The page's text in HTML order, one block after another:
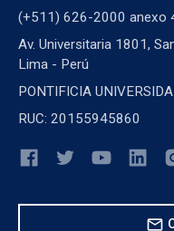
(+511) 626-2000 anexo
Av. Universitaria 1801,
Lima - Perú
PONTIFICIA
RUC: 20155945860
mail